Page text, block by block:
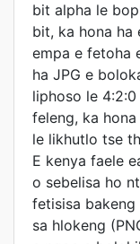
bit alpha le
bit, ka hona ha
empa e fetoha
ha JPG e
liphoso le
feleng, ka
le likhutlo tse
E kenya faele
o sebelisa ho
fetisisa
sa hlokeng